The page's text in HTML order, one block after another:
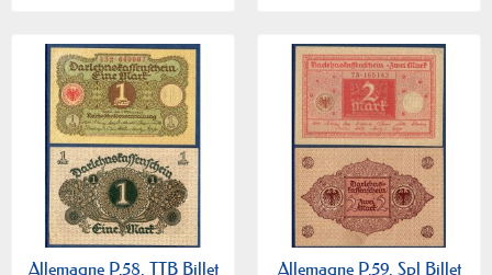
Allemagne P.58, TTB Billet Allemagne P.59, Spl Billet